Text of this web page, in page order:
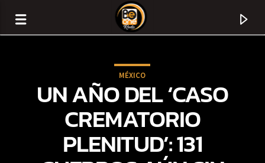
MÉXICO
UN AÑO DEL ‘CASO
CREMATORIO
PLENITUD’: 131